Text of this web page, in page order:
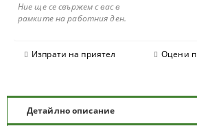
Ние ще се свържем с вас в
рамките на работния ден.
Изпрати на приятел Оцени
Детайлно описание